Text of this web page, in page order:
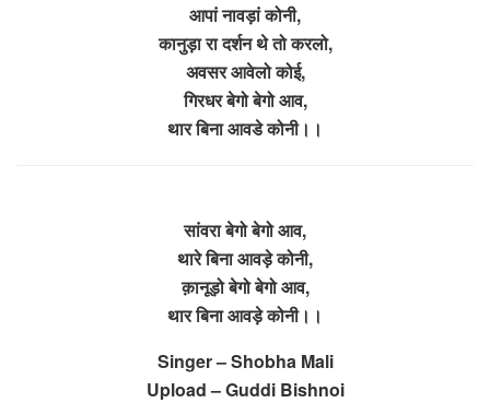
आपां नावड़ां कोनी,
कानुड़ा रा दर्शन थे तो करलो,
अवसर आवेलो कोई,
गिरधर बेगो बेगो आव,
थार बिना आवडे कोनी।।
सांवरा बेगो बेगो आव,
थारे बिना आवड़े कोनी,
क़ानूड़ो बेगो बेगो आव,
थार बिना आवड़े कोनी।।
Singer – Shobha Mali
Upload – Guddi Bishnoi